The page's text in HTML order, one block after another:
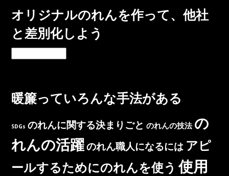
て
い
ろ
っ
す
か？
オリジナルのれんを作って、他社
と差別化しよう
ル
の
ん
を
作
て、
暖簾っていろんな手法がある
SDGs のれんに関する決まりごと のれんの技法 の
れんの活躍のれん職人になるには アピ
ールするためにのれんを使う 使用